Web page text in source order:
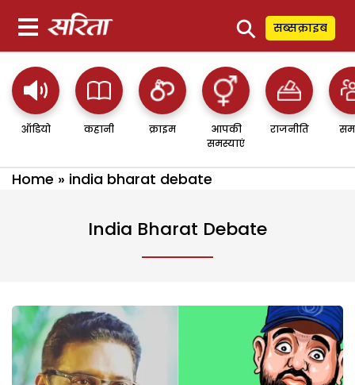
⚲ सब्सक्राइब
ऑडियो कहानी क्राइम
आपकी
समस्याएं
राजनीति
Home » india bharat debate
India Bharat Debate